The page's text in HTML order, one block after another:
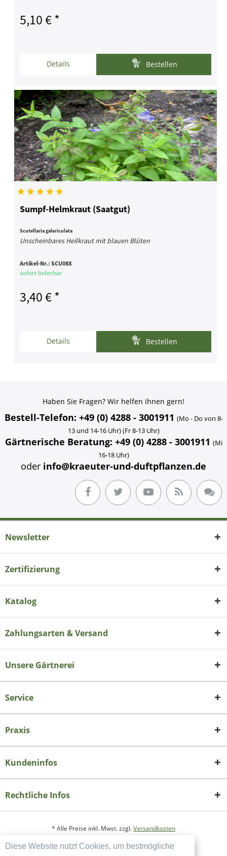
Diese Website nutzt Cookies, um bestmögliche
5,10 € *
Details Bestellen
Sumpf-Helmkraut (Saatgut)
Scutellaria galericulata
Unscheinbares Heilkraut mit blauen Blüten
Artikel-Nr.:SCU08X
sofort lieferbar
3,40 € *
Details Bestellen
Haben Sie Fragen? Wir helfen ihnen gern!
Bestell-Telefon: +49 (0) 4288 - 3001911 (Mo - Do von 8-
13 und 14-16 Uhr) (Fr 8-13 Uhr)
Gärtnerische Beratung: +49 (0) 4288 - 3001911 (Mi
16-18 Uhr)
oder info@kraeuter-und-duftpflanzen.de
Newsletter
Zertifizierung
Katalog
Zahlungsarten & Versand
Unsere Gärtnerei
Service
Praxis
Kundeninfos
Rechtliche Infos
* Alle Preise inkl. Mwst. zzgl.Versandkosten
Copyright Datenschutzerklärung